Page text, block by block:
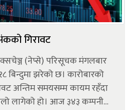
गिरावट
(नेप्से) परिसूचक मंगलबार
झरेको छ। कारोबारको
अन्तिम समयसम्म कायम रहँदा
आज ३४३ कम्पनीको